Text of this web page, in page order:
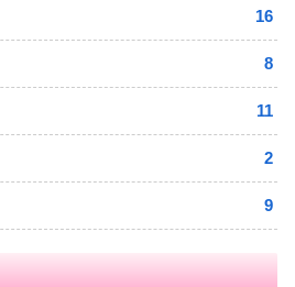
16
8
11
2
9